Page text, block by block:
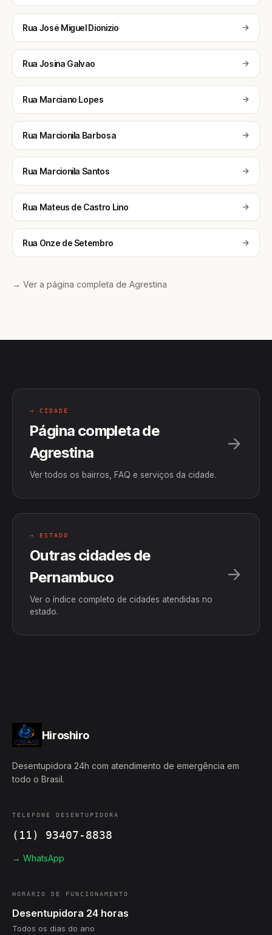
Rua José Miguel Dionizio
Rua Josina Galvao
Rua Marciano Lopes
Rua Marcionila Barbosa
Rua Marcionila Santos
Rua Mateus de Castro Lino
Rua Onze de Setembro
→ Ver a página completa de Agrestina
→ CIDADE
Página completa de
Agrestina
Ver todos os bairros, FAQ e serviços da cidade.
→ ESTADO
Outras cidades de
Pernambuco
Ver o índice completo de cidades atendidas no
estado.
Hiroshiro
Desentupidora 24h com atendimento de emergência em
todo o Brasil.
TELEFONE DESENTUPIDORA
(11) 93407-8838
→ WhatsApp
HORÁRIO DE FUNCIONAMENTO
Desentupidora 24 horas
Todos os dias do ano